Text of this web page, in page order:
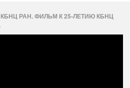
РАН. ФИЛЬМ К 25-ЛЕТИЮ КБНЦ